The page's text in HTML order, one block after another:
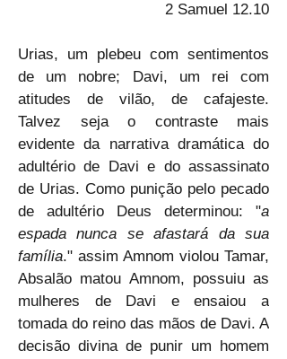
2 Samuel 12.10
Urias, um plebeu com sentimentos
de um nobre; Davi, um rei com
atitudes de vilão, de cafajeste.
Talvez seja o contraste mais
evidente da narrativa dramática do
adultério de Davi e do assassinato
de Urias. Como punição pelo pecado
de adultério Deus determinou: "a
espada nunca se afastará da sua
família." assim Amnom violou Tamar,
Absalão matou Amnom, possuiu as
mulheres de Davi e ensaiou a
tomada do reino das mãos de Davi. A
decisão divina de punir um homem